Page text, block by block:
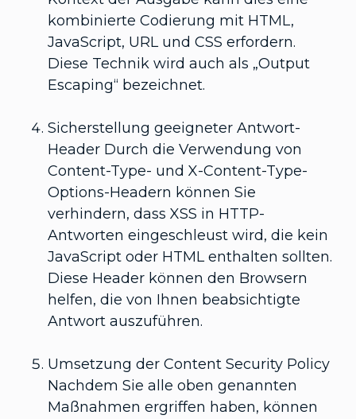
kombinierte Codierung mit HTML,
JavaScript, URL und CSS erfordern.
Diese Technik wird auch als „Output
Escaping“ bezeichnet.
Sicherstellung geeigneter Antwort-
Header Durch die Verwendung von
Content-Type- und X-Content-Type-
Options-Headern können Sie
verhindern, dass XSS in HTTP-
Antworten eingeschleust wird, die kein
JavaScript oder HTML enthalten sollten.
Diese Header können den Browsern
helfen, die von Ihnen beabsichtigte
Antwort auszuführen.
Umsetzung der Content Security Policy
Nachdem Sie alle oben genannten
Maßnahmen ergriffen haben, können